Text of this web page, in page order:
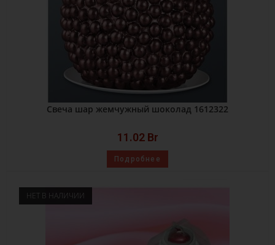
Свеча шар жемчужный шоколад 1612322
11.02 Br
Подробнее
НЕТ В НАЛИЧИИ